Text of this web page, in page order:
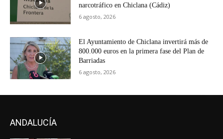
narcotráfico en Chiclana (Cádiz)
6 agosto, 2026
El Ayuntamiento de Chiclana invertirá más de
800.000 euros en la primera fase del Plan de
Barriadas
6 agosto, 2026
ANDALUCÍA